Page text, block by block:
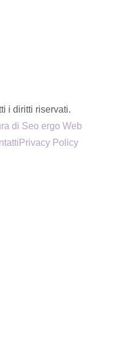
i diritti riservati.
di Seo ergo Web
Privacy Policy